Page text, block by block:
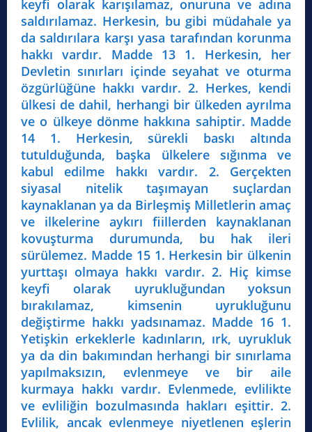
keyfi olarak karışılamaz, onuruna ve adına
saldırılamaz. Herkesin, bu gibi müdahale ya
da saldırılara karşı yasa tarafından korunma
hakkı vardır. Madde 13 1. Herkesin, her
Devletin sınırları içinde seyahat ve oturma
özgürlüğüne hakkı vardır. 2. Herkes, kendi
ülkesi de dahil, herhangi bir ülkeden ayrılma
ve o ülkeye dönme hakkına sahiptir. Madde
14 1. Herkesin, sürekli baskı altında
tutulduğunda, başka ülkelere sığınma ve
kabul edilme hakkı vardır. 2. Gerçekten
siyasal nitelik taşımayan suçlardan
kaynaklanan ya da Birleşmiş Milletlerin amaç
ve ilkelerine aykırı fiillerden kaynaklanan
kovuşturma durumunda, bu hak ileri
sürülemez. Madde 15 1. Herkesin bir ülkenin
yurttaşı olmaya hakkı vardır. 2. Hiç kimse
keyfi olarak uyrukluğundan yoksun
bırakılamaz, kimsenin uyrukluğunu
değiştirme hakkı yadsınamaz. Madde 16 1.
Yetişkin erkeklerle kadınların, ırk, uyrukluk
ya da din bakımından herhangi bir sınırlama
yapılmaksızın, evlenmeye ve bir aile
kurmaya hakkı vardır. Evlenmede, evlilikte
ve evliliğin bozulmasında hakları eşittir. 2.
Evlilik, ancak evlenmeye niyetlenen eşlerin